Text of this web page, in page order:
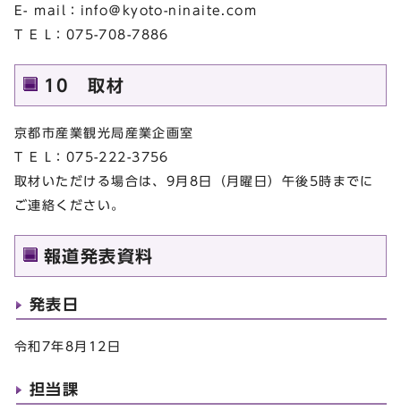
E- mail：info＠kyoto-ninaite.com
T E L：075-708-7886
10 取材
京都市産業観光局産業企画室
T E L：075-222-3756
取材いただける場合は、9月8日（月曜日）午後5時までに
ご連絡ください。
報道発表資料
発表日
令和7年8月12日
担当課